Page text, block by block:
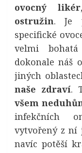
ovocný likér
ostružin. Je
specifické
velmi
dokonale náš
jiných
naše zdraví.
všem
infekčních
vytvořený z ní
navíc potěší